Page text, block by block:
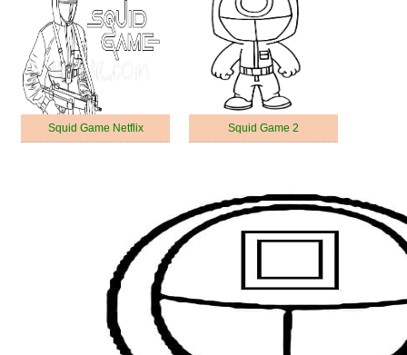
Squid Game Netflix Squid Game 2